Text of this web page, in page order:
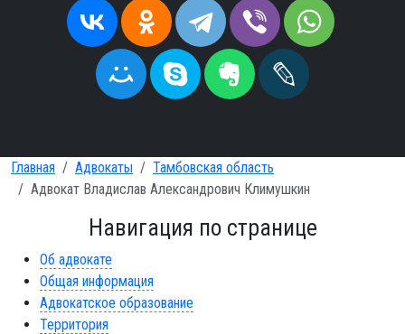
Главная Адвокаты
Тамбовская область
Адвокат Владислав Александрович Климушкин
Навигация по странице
Об адвокате
Общая информация
Адвокатское образование
Территория